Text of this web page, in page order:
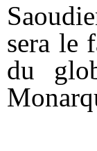
sera le
du